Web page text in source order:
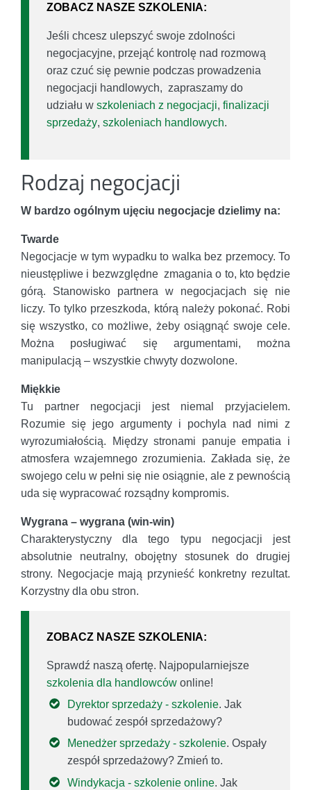
ZOBACZ NASZE SZKOLENIA:
Jeśli chcesz ulepszyć swoje zdolności
negocjacyjne, przejąć kontrolę nad rozmową
oraz czuć się pewnie podczas prowadzenia
negocjacji handlowych, zapraszamy do
udziału w szkoleniach z negocjacji, finalizacji
sprzedaży, szkoleniach handlowych.
Rodzaj negocjacji
W bardzo ogólnym ujęciu negocjacje dzielimy na:
Twarde
Negocjacje w tym wypadku to walka bez przemocy. To
nieustępliwe i bezwzględne zmagania o to, kto będzie
górą. Stanowisko partnera w negocjacjach się nie
liczy. To tylko przeszkoda, którą należy pokonać. Robi
się wszystko, co możliwe, żeby osiągnąć swoje cele.
Można posługiwać się argumentami, można
manipulacją – wszystkie chwyty dozwolone.
Miękkie
Tu partner negocjacji jest niemal przyjacielem.
Rozumie się jego argumenty i pochyla nad nimi z
wyrozumiałością. Między stronami panuje empatia i
atmosfera wzajemnego zrozumienia. Zakłada się, że
swojego celu w pełni się nie osiągnie, ale z pewnością
uda się wypracować rozsądny kompromis.
Wygrana – wygrana (win-win)
Charakterystyczny dla tego typu negocjacji jest
absolutnie neutralny, obojętny stosunek do drugiej
strony. Negocjacje mają przynieść konkretny rezultat.
Korzystny dla obu stron.
ZOBACZ NASZE SZKOLENIA:
Sprawdź naszą ofertę. Najpopularniejsze
szkolenia dla handlowców online!
Dyrektor sprzedaży - szkolenie. Jak
budować zespół sprzedażowy?
Menedżer sprzedaży - szkolenie. Ospały
zespół sprzedażowy? Zmień to.
Windykacja - szkolenie online. Jak